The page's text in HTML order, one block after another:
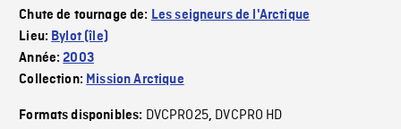
Chute de tournage de: Les seigneurs de l'Arctique
Lieu: Bylot (île)
Année:2003
Collection: Mission Arctique
Formats disponibles: DVCPRO25, DVCPRO HD